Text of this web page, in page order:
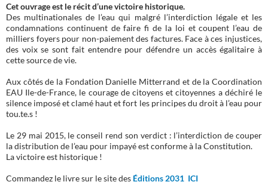
Cet ouvrage est le récit d’une victoire historique.
Des multinationales de l’eau qui malgré l’interdiction légale et les
condamnations continuent de faire fi de la loi et coupent l’eau de
milliers foyers pour non-paiement des factures. Face à ces injustices,
des voix se sont fait entendre pour défendre un accès égalitaire à
cette source de vie.
Aux côtés de la Fondation Danielle Mitterrand et de la Coordination
EAU Ile-de-France, le courage de citoyens et citoyennes a déchiré le
silence imposé et clamé haut et fort les principes du droit à l’eau pour
tou.te.s !
Le 29 mai 2015, le conseil rend son verdict : l’interdiction de couper
la distribution de l’eau pour impayé est conforme à la Constitution.
La victoire est historique !
Commandez le livre sur le site des Éditions 2031 ICI